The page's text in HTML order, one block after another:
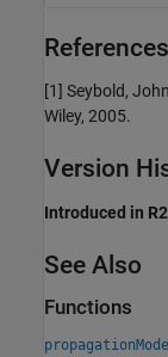
References
[1] Seybold,
Wiley, 2005.
Version
Introduced in
See Also
Functions